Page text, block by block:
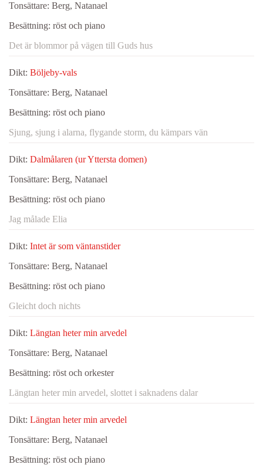
Tonsättare: Berg, Natanael
Besättning: röst och piano
Det är blommor på vägen till Guds hus
Dikt: Böljeby-vals
Tonsättare: Berg, Natanael
Besättning: röst och piano
Sjung, sjung i alarna, flygande storm, du kämpars vän
Dikt: Dalmålaren (ur Yttersta domen)
Tonsättare: Berg, Natanael
Besättning: röst och piano
Jag målade Elia
Dikt: Intet är som väntanstider
Tonsättare: Berg, Natanael
Besättning: röst och piano
Gleicht doch nichts
Dikt: Längtan heter min arvedel
Tonsättare: Berg, Natanael
Besättning: röst och orkester
Längtan heter min arvedel, slottet i saknadens dalar
Dikt: Längtan heter min arvedel
Tonsättare: Berg, Natanael
Besättning: röst och piano